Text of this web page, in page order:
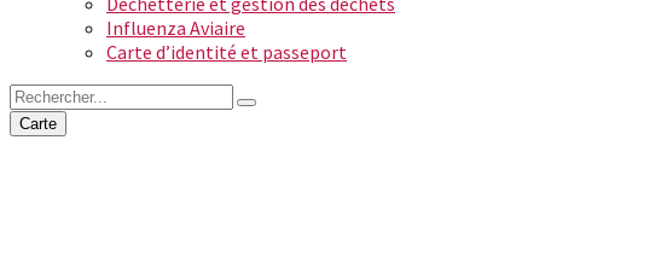
Influenza Aviaire
Carte d’identité et passeport
Carte